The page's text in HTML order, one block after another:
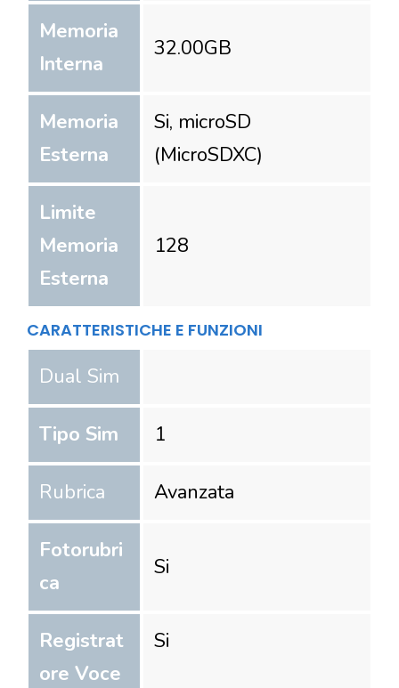
Memoria
Interna
32.00GB
Memoria
Esterna
Si, microSD
(MicroSDXC)
Limite
Memoria
Esterna
128
CARATTERISTICHE E FUNZIONI
Dual Sim
Tipo Sim 1
Rubrica Avanzata
Fotorubri
ca
Si
Registrat
ore Voce
Si